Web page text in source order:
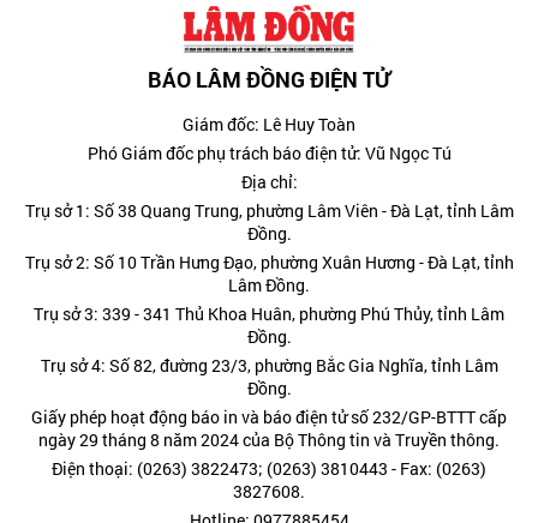
BÁO LÂM ĐỒNG ĐIỆN TỬ
Giám đốc: Lê Huy Toàn
Phó Giám đốc phụ trách báo điện tử: Vũ Ngọc Tú
Địa chỉ:
Trụ sở 1: Số 38 Quang Trung, phường Lâm Viên - Đà Lạt, tỉnh Lâm
Đồng.
Trụ sở 2: Số 10 Trần Hưng Đạo, phường Xuân Hương - Đà Lạt, tỉnh
Lâm Đồng.
Trụ sở 3: 339 - 341 Thủ Khoa Huân, phường Phú Thủy, tỉnh Lâm
Đồng.
Trụ sở 4: Số 82, đường 23/3, phường Bắc Gia Nghĩa, tỉnh Lâm
Đồng.
Giấy phép hoạt động báo in và báo điện tử số 232/GP-BTTT cấp
ngày 29 tháng 8 năm 2024 của Bộ Thông tin và Truyền thông.
Điện thoại: (0263) 3822473; (0263) 3810443 - Fax: (0263)
3827608.